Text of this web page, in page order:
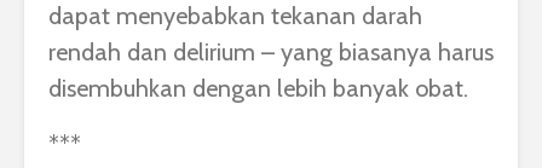
dapat menyebabkan tekanan darah
rendah dan delirium – yang biasanya harus
disembuhkan dengan lebih banyak obat.
***